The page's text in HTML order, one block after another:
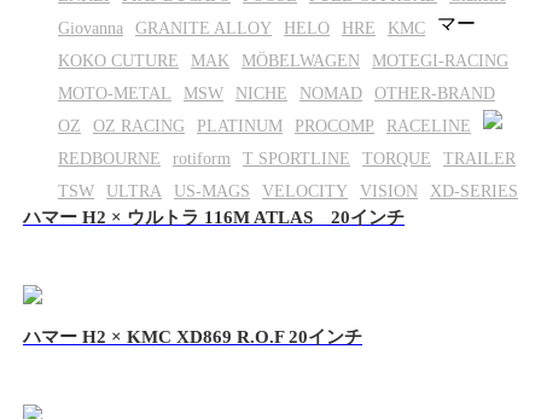
Giovanna
GRANITE ALLOY HELO HRE
KMC
KOKO CUTURE
MAK MÖBELWAGEN
MOTEGI-RACING
MOTO-METAL
MSW NICHE NOMAD
OTHER-BRAND
OZ
OZ RACING PLATINUM PROCOMP
RACELINE
REDBOURNE
rotiform T SPORTLINE TORQUE
TRAILER
TSW
ULTRA US-MAGS VELOCITY VISION XD-SERIES
マー
ハマー H2 × ウルトラ 116M ATLAS 20インチ
ハマー H2 × KMC XD869 R.O.F 20インチ